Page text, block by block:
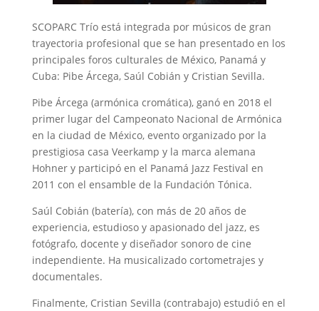
SCOPARC Trío está integrada por músicos de gran
trayectoria profesional que se han presentado en los
principales foros culturales de México, Panamá y
Cuba: Pibe Árcega, Saúl Cobián y Cristian Sevilla.
Pibe Árcega (armónica cromática), ganó en 2018 el
primer lugar del Campeonato Nacional de Armónica
en la ciudad de México, evento organizado por la
prestigiosa casa Veerkamp y la marca alemana
Hohner y participó en el Panamá Jazz Festival en
2011 con el ensamble de la Fundación Tónica.
Saúl Cobián (batería), con más de 20 años de
experiencia, estudioso y apasionado del jazz, es
fotógrafo, docente y diseñador sonoro de cine
independiente. Ha musicalizado cortometrajes y
documentales.
Finalmente, Cristian Sevilla (contrabajo) estudió en el